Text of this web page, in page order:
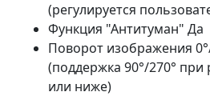
(регулируется
Функция "Антитуман" Да
Поворот изображения
(поддержка 90°/270°
или ниже)